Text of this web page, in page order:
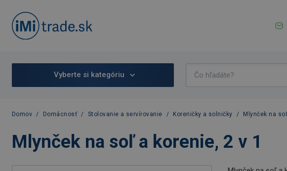
Vyberte si kategóriu
Domov / Domácnosť / Stolovanie a servírovanie / Koreničky a solničky / Mlynček na
Mlynček na soľ a korenie, 2 v 1